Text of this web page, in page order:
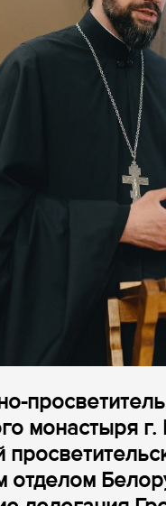
монастыря
отделом